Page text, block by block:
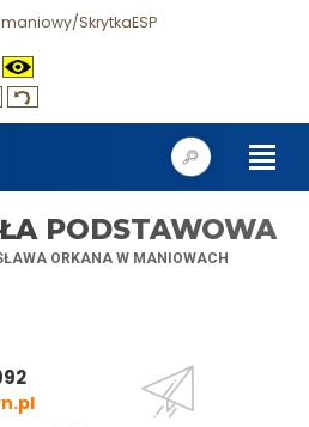
SkrytkaESP
PODSTAWOWA
ORKANA W MANIOWACH